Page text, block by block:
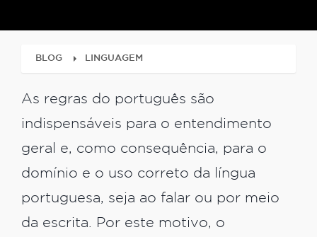
BLOG LINGUAGEM
As regras do português são
indispensáveis para o entendimento
geral e, como consequência, para o
domínio e o uso correto da língua
portuguesa, seja ao falar ou por meio
da escrita. Por este motivo, o